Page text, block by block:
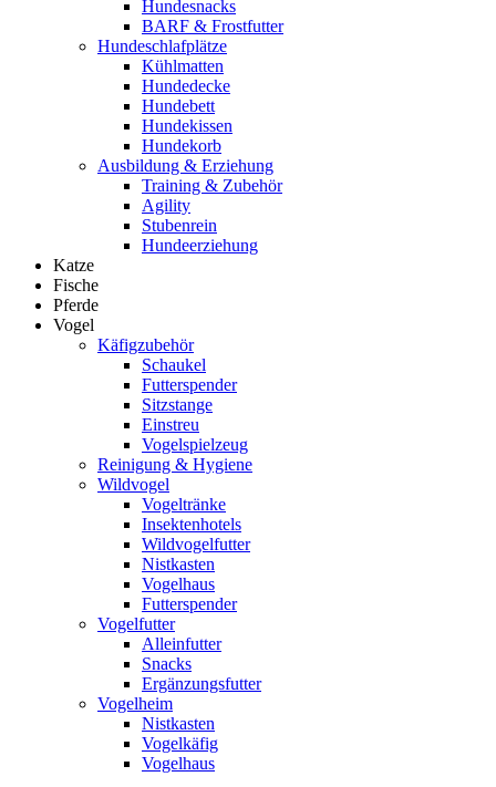
Hundesnacks
BARF & Frostfutter
Hundeschlafplätze
Kühlmatten
Hundedecke
Hundebett
Hundekissen
Hundekorb
Ausbildung & Erziehung
Training & Zubehör
Agility
Stubenrein
Hundeerziehung
Katze
Fische
Pferde
Vogel
Käfigzubehör
Schaukel
Futterspender
Sitzstange
Einstreu
Vogelspielzeug
Reinigung & Hygiene
Wildvogel
Vogeltränke
Insektenhotels
Wildvogelfutter
Nistkasten
Vogelhaus
Futterspender
Vogelfutter
Alleinfutter
Snacks
Ergänzungsfutter
Vogelheim
Nistkasten
Vogelkäfig
Vogelhaus